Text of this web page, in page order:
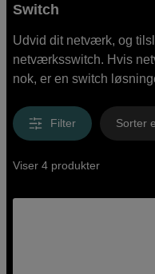
Switch
Udvid dit netværk, og
netværksswitch. Hvis
nok, er en switch
butikken.Filter Sorter
Viser 4 produkter